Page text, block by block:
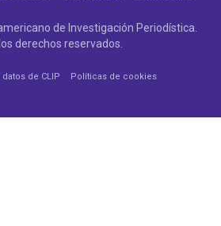
de Investigación Periodística.
derechos reservados.
de CLIP Políticas de cookies